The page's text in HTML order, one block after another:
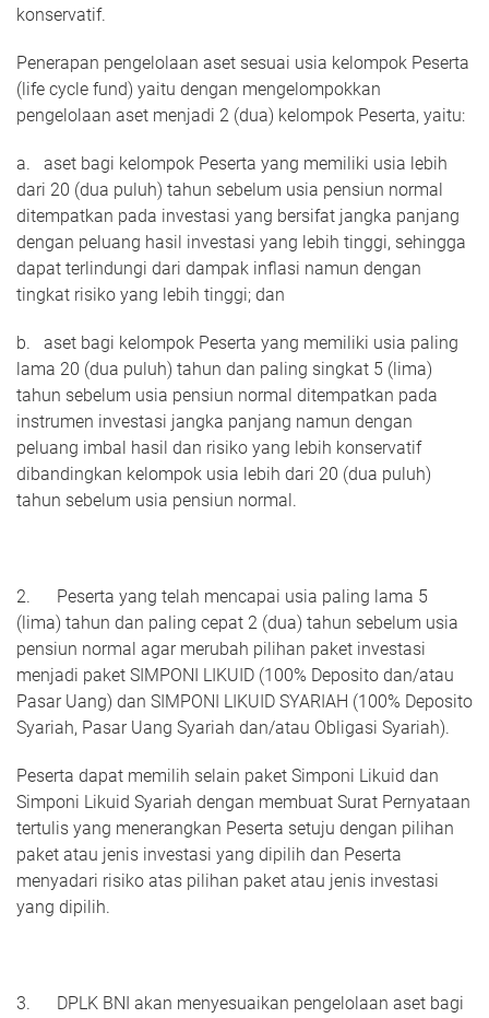
konservatif.
Penerapan pengelolaan aset sesuai usia kelompok Peserta
(life cycle fund) yaitu dengan mengelompokkan
pengelolaan aset menjadi 2 (dua) kelompok Peserta, yaitu:
a. aset bagi kelompok Peserta yang memiliki usia lebih
dari 20 (dua puluh) tahun sebelum usia pensiun normal
ditempatkan pada investasi yang bersifat jangka panjang
dengan peluang hasil investasi yang lebih tinggi, sehingga
dapat terlindungi dari dampak inflasi namun dengan
tingkat risiko yang lebih tinggi; dan
b. aset bagi kelompok Peserta yang memiliki usia paling
lama 20 (dua puluh) tahun dan paling singkat 5 (lima)
tahun sebelum usia pensiun normal ditempatkan pada
instrumen investasi jangka panjang namun dengan
peluang imbal hasil dan risiko yang lebih konservatif
dibandingkan kelompok usia lebih dari 20 (dua puluh)
tahun sebelum usia pensiun normal.
2. Peserta yang telah mencapai usia paling lama 5
(lima) tahun dan paling cepat 2 (dua) tahun sebelum usia
pensiun normal agar merubah pilihan paket investasi
menjadi paket SIMPONI LIKUID (100% Deposito dan/atau
Pasar Uang) dan SIMPONI LIKUID SYARIAH (100% Deposito
Syariah, Pasar Uang Syariah dan/atau Obligasi Syariah).
Peserta dapat memilih selain paket Simponi Likuid dan
Simponi Likuid Syariah dengan membuat Surat Pernyataan
tertulis yang menerangkan Peserta setuju dengan pilihan
paket atau jenis investasi yang dipilih dan Peserta
menyadari risiko atas pilihan paket atau jenis investasi
yang dipilih.
3. DPLK BNI akan menyesuaikan pengelolaan aset bagi